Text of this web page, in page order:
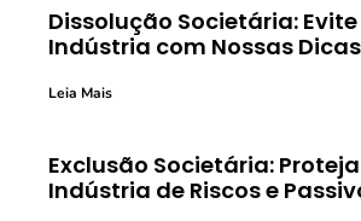
Dissolução Societária: Evite
Indústria com Nossas Dicas
Leia Mais
Exclusão Societária:
Indústria de Riscos e